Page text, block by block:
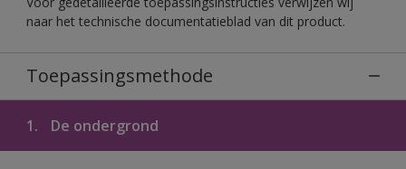
naar het technische documentatieblad van dit product.
Toepassingsmethode
1. De ondergrond